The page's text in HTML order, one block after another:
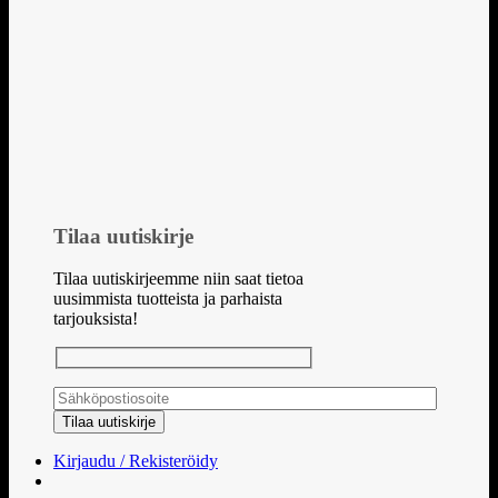
Tilaa uutiskirje
Tilaa uutiskirjeemme niin saat tietoa
uusimmista tuotteista ja parhaista
tarjouksista!
Kirjaudu / Rekisteröidy